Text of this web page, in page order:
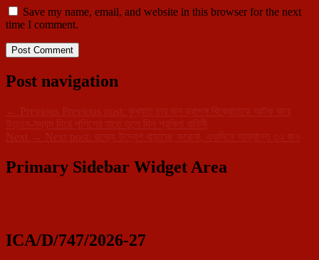
Save my name, email, and website in this browser for the next
time I comment.
Post navigation
← Previous Previous post:
কুখ্যাত চার জন ড্রাগস বিক্রেতাকে আটক করে
উত্তম-মধ্যম দিয়ে পুলিশের হাতে তুলে দিল প্রমিলা বাহিনী
Next → Next post: রাজ্যে উদ্বেগ বাড়াচ্ছে করোনা, একদিনে আক্রান্ত ৩২ জন
Primary Sidebar Widget Area
ICA/D/747/2026-27